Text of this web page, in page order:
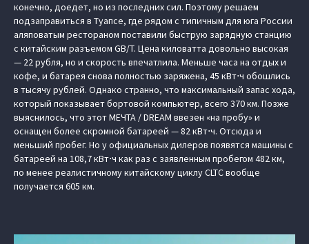
конечно, доедет, но из последних сил. Поэтому решаем
подзаправиться в Туапсе, где рядом с типичным для юга России
аляповатым рестораном поставили быструю зарядную станцию
с китайским разъемом GB/T. Цена киловатта довольно высокая
— 22 рубля, но и скорость впечатлила. Меньше часа на отдых и
кофе, и батарея снова полностью заряжена, 45 кВт⋅ч обошлись
в тысячу рублей. Однако странно, что максимальный запас хода,
который показывает бортовой компьютер, всего 370 км. Позже
выяснилось, что этот МЕЧТА / DREAM ввезен «на пробу» и
оснащен более скромной батареей — 82 кВт⋅ч. Отсюда и
меньший пробег. Но у официальных дилеров появятся машины с
батареей на 108,7 кВт⋅ч как раз с заявленным пробегом 482 км,
по менее реалистичному китайскому циклу CLTC вообще
получается 605 км.